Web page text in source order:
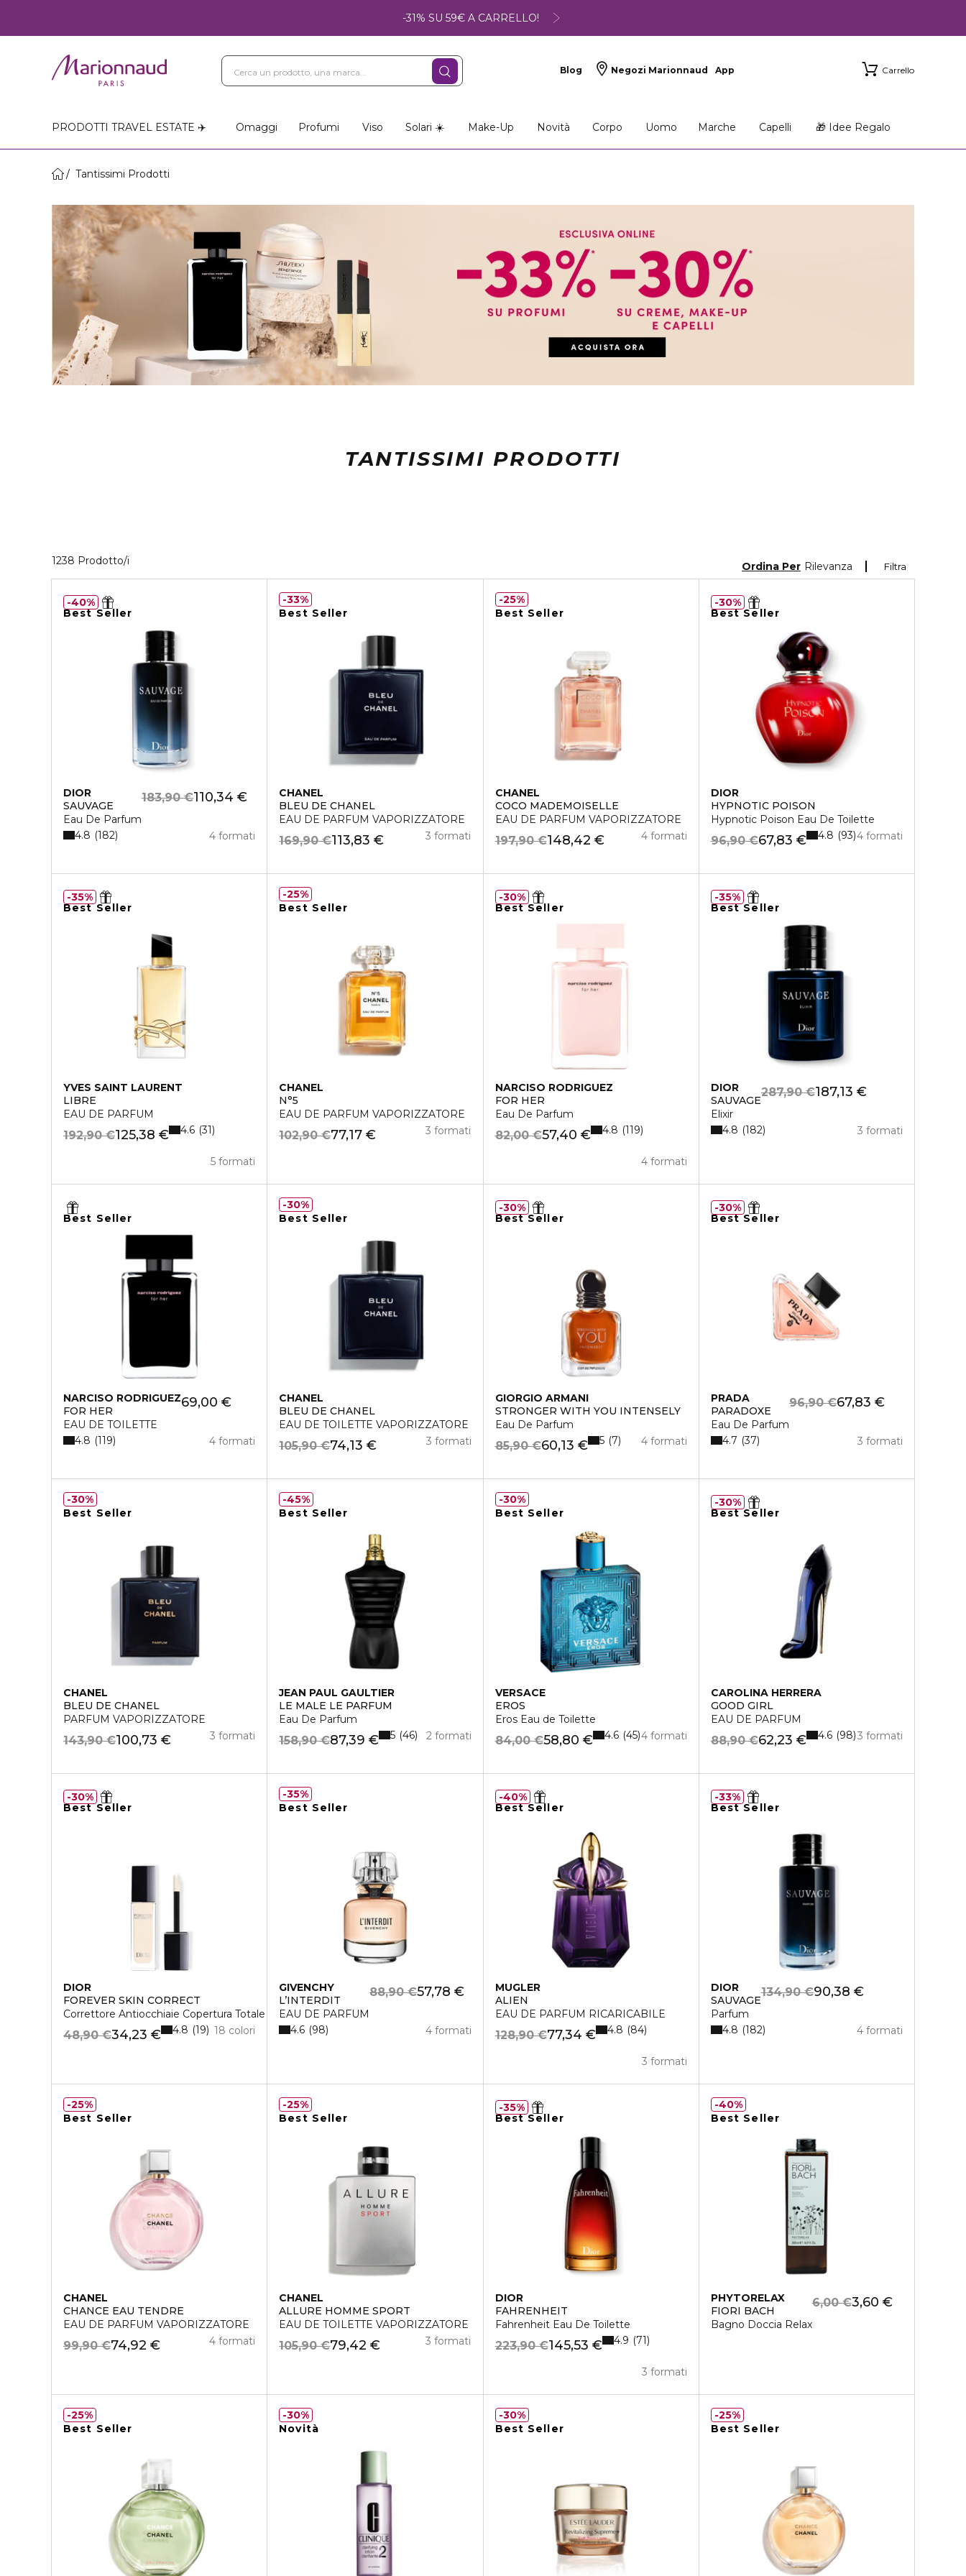
-31% SU 59€ A CARRELLO!
Blog Negozi Marionnaud App Carrello
PRODOTTI TRAVEL ESTATE ✈️ Omaggi Profumi Viso Solari ☀️ Make-Up Novità Corpo Uomo Marche Capelli 🎁 Idee Regalo
Tantissimi Prodotti
TANTISSIMI PRODOTTI
1238 Prodotto/i Filtra
Ordina Per Rilevanza
Best Seller
DIOR
SAUVAGE
Eau De Parfum
110,34 €
183,90 €
4 formati
4.8 182
40%
Best Seller
CHANEL
BLEU DE CHANEL
EAU DE PARFUM VAPORIZZATORE
113,83 €
169,90 € 3 formati
33%
Best Seller
CHANEL
COCO MADEMOISELLE
EAU DE PARFUM VAPORIZZATORE
148,42 €
197,90 € 4 formati
25%
Best Seller
DIOR
HYPNOTIC POISON
Hypnotic Poison Eau De Toilette
67,83 €
96,90 € 4 formati
4.8 93
30%
Best Seller
YVES SAINT LAURENT
LIBRE
EAU DE PARFUM
125,38 €
192,90 €
5 formati
4.6 31
35%
Best Seller
CHANEL
N°5
EAU DE PARFUM VAPORIZZATORE
77,17 €
102,90 € 3 formati
25%
Best Seller
NARCISO RODRIGUEZ
FOR HER
Eau De Parfum
57,40 €
82,00 €
4 formati
4.8 119
30%
Best Seller
DIOR
SAUVAGE
Elixir
187,13 €
287,90 €
3 formati
4.8 182
35%
Best Seller
NARCISO RODRIGUEZ
FOR HER
EAU DE TOILETTE
69,00 €
4 formati
4.8 119
Best Seller
CHANEL
BLEU DE CHANEL
EAU DE TOILETTE VAPORIZZATORE
74,13 €
105,90 € 3 formati
30%
Best Seller
GIORGIO ARMANI
STRONGER WITH YOU INTENSELY
Eau De Parfum
60,13 €
85,90 € 4 formati
5 7
30%
Best Seller
PRADA
PARADOXE
Eau De Parfum
67,83 €
96,90 €
3 formati
4.7 37
30%
Best Seller
CHANEL
BLEU DE CHANEL
PARFUM VAPORIZZATORE
100,73 €
143,90 € 3 formati
30%
Best Seller
JEAN PAUL GAULTIER
LE MALE LE PARFUM
Eau De Parfum
87,39 €
158,90 € 2 formati
5 46
45%
Best Seller
VERSACE
EROS
Eros Eau de Toilette
58,80 €
84,00 € 4 formati
4.6 45
30%
Best Seller
CAROLINA HERRERA
GOOD GIRL
EAU DE PARFUM
62,23 €
88,90 € 3 formati
4.6 98
30%
Best Seller
DIOR
FOREVER SKIN CORRECT
Correttore Antiocchiaie Copertura Totale
34,23 €
48,90 € 18 colori
4.8 19
30%
Best Seller
GIVENCHY
L’INTERDIT
EAU DE PARFUM
57,78 €
88,90 €
4 formati
4.6 98
35%
Best Seller
MUGLER
ALIEN
EAU DE PARFUM RICARICABILE
77,34 €
128,90 €
3 formati
4.8 84
40%
Best Seller
DIOR
SAUVAGE
Parfum
90,38 €
134,90 €
4 formati
4.8 182
33%
Best Seller
CHANEL
CHANCE EAU TENDRE
EAU DE PARFUM VAPORIZZATORE
74,92 €
99,90 € 4 formati
25%
Best Seller
CHANEL
ALLURE HOMME SPORT
EAU DE TOILETTE VAPORIZZATORE
79,42 €
105,90 € 3 formati
25%
Best Seller
DIOR
FAHRENHEIT
Fahrenheit Eau De Toilette
145,53 €
223,90 €
3 formati
4.9 71
35%
Best Seller
PHYTORELAX
FIORI BACH
Bagno Doccia Relax
3,60 €
6,00 €
40%
Best Seller
25%
Novità
30%
Best Seller
30%
Best Seller
25%